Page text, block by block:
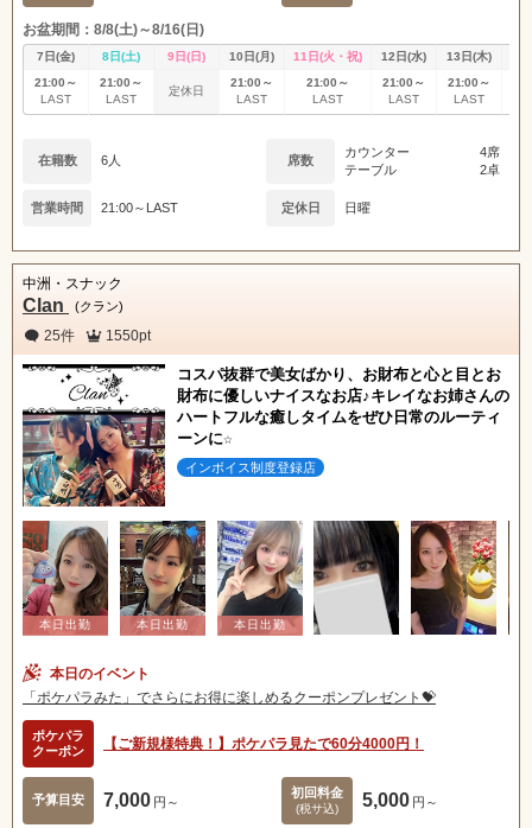
お盆期間：8/8(土)～8/16(日)
7日(金) 8日(土) 9日(日) 10日(月) 11日(火・祝) 12日(水) 13日(木)
21:00～
LAST
21:00～
LAST
定休日
21:00～
LAST
21:00～
LAST
21:00～
LAST
21:00～
LAST
在籍数 6人 席数
カウンター
4席
テーブル
2卓
営業時間 21:00～LAST 定休日 日曜
中洲・スナック
Clan (クラン)
25件 1550pt
コスパ抜群で美女ばかり、お財布と心と目とお
財布に優しいナイスなお店♪キレイなお姉さんの
ハートフルな癒しタイムをぜひ日常のルーティ
ーンに☆
インボイス制度登録店
本日のイベント
「ポケパラみた」でさらにお得に楽しめるクーポンプレゼント💝
ポケパラ
クーポン
【ご新規様特典！】ポケパラ見たで60分4000円！
予算目安 7,000 円～
初回料金
(税サ込) 5,000 円～
女の子ログイン
店舗ログイン
東海 関西
沖縄 全国TOP